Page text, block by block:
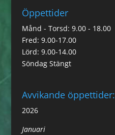
Öppettider
Månd - Torsd: 9.00 - 18.00
Fred: 9.00-17.00
Lörd: 9.00-14.00
Söndag Stängt
Avvikande öppettider:
2026
Januari